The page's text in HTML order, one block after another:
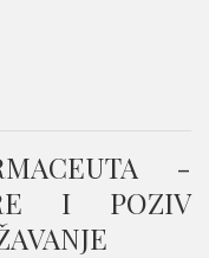
-
I POZIV